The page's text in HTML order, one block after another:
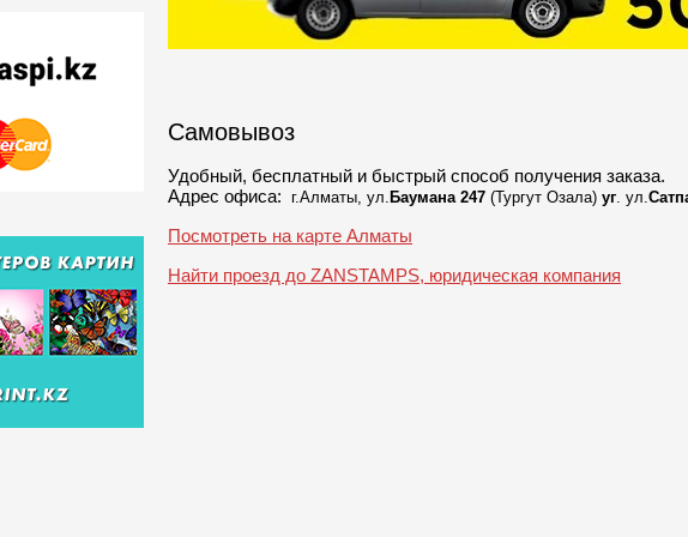
Самовывоз
Удобный, бесплатный и быстрый способ получения заказа.
Адрес офиса:
г.Алматы, ул. Баумана 247 (Тургут Озала) уг. ул.
Посмотреть на карте Алматы
Найти проезд до ZANSTAMPS, юридическая компания